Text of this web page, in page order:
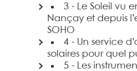
3 - Le Soleil vu
Nançay et depuis
SOHO
4 - Un service
solaires pour quel
5 - Les